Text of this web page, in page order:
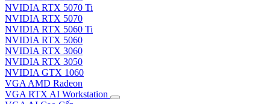
NVIDIA RTX 5070 Ti
NVIDIA RTX 5070
NVIDIA RTX 5060 Ti
NVIDIA RTX 5060
NVIDIA RTX 3060
NVIDIA RTX 3050
NVIDIA GTX 1060
VGA AMD Radeon
VGA RTX AI Workstation